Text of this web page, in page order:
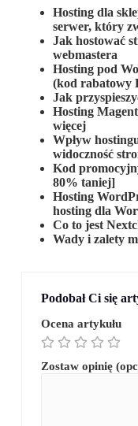
Hosting dla
serwer, który
Jak hostować
webmastera
Hosting pod
(kod rabatowy
Jak
Hosting
więcej
Wpływ
widoczność
Kod
80% taniej]
Hosting
hosting dla
Co to jest
Wady i zalety
Podobał Ci się
Ocena artykułu
Zostaw opinię